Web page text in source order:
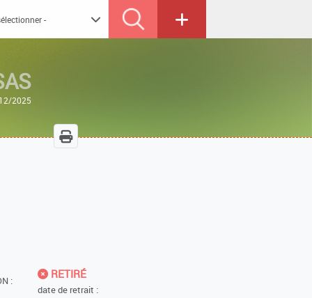
2025
:
RETIRÉ
date de retrait :